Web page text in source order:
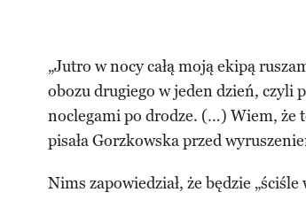
„Jutro w nocy całą moją ekipą
obozu drugiego w jeden dzień, czyli
noclegami po drodze. (…) Wiem, że
pisała Gorzkowska przed
Nims zapowiedział, że będzie „ściśle